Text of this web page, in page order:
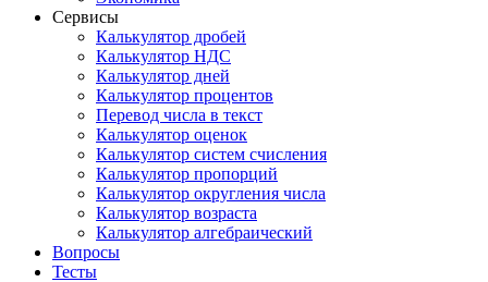
Сервисы
Калькулятор дробей
Калькулятор НДС
Калькулятор дней
Калькулятор процентов
Перевод числа в текст
Калькулятор оценок
Калькулятор систем счисления
Калькулятор пропорций
Калькулятор округления числа
Калькулятор возраста
Калькулятор алгебраический
Вопросы
Тесты